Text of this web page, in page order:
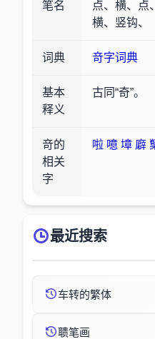
笔名
点、横、点
横、竖钩、
词典 竒字词典
基本
释义
古同“奇”。
竒的
相关
字
啦 噫 墇 廦
最近搜索
车转的繁体
聩笔画